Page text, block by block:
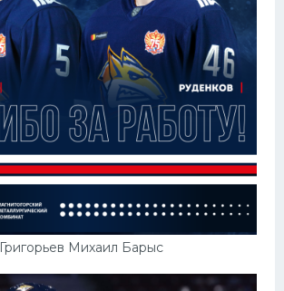
Григорьев Михаил Барыс